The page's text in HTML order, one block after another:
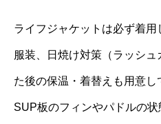
ライフジャケットは必ず着
服装、日焼け対策（ラッシ
た後の保温・着替えも用意し
SUP板のフィンやパドルの